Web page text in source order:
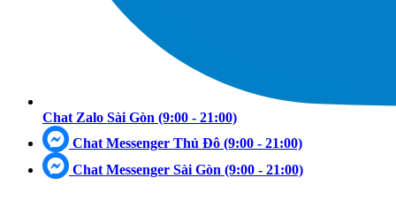
Chat Zalo Sài Gòn (9:00 - 21:00)
Chat Messenger Thủ Đô (9:00 - 21:00)
Chat Messenger Sài Gòn (9:00 - 21:00)